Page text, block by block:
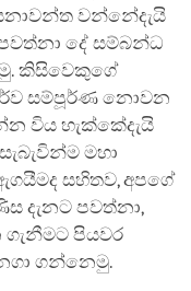
වන්නේදැයි
දේ සම්බන්ධ
කිසිවෙකුගේ
සම්පූර්ණ නොවන
විය හැක්කේදැයි
මහා
සහිතව, අපගේ
දැනට පවත්නා,
පියවර
ගන්නෙමු.